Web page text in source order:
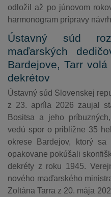
odložil až po júnovom
harmonogram prípravy
Ústavný súd
maďarských
Bardejove, Tarr
dekrétov
Ústavný súd Slovenskej
z 23. apríla 2026 zaujal
Bositsa a jeho
vedú spor o približne 35
okrese Bardejov, ktorý
opakovane pokúšali
dekréty z roku 1945.
nového maďarského
Zoltána Tarra z 20. mája